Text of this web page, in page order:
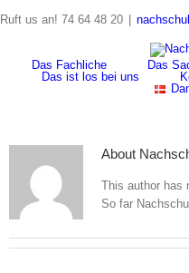
toRuft us an! 74 64 48 20
Das Fachliche Das
Das ist los bei uns
About
This author has
So far